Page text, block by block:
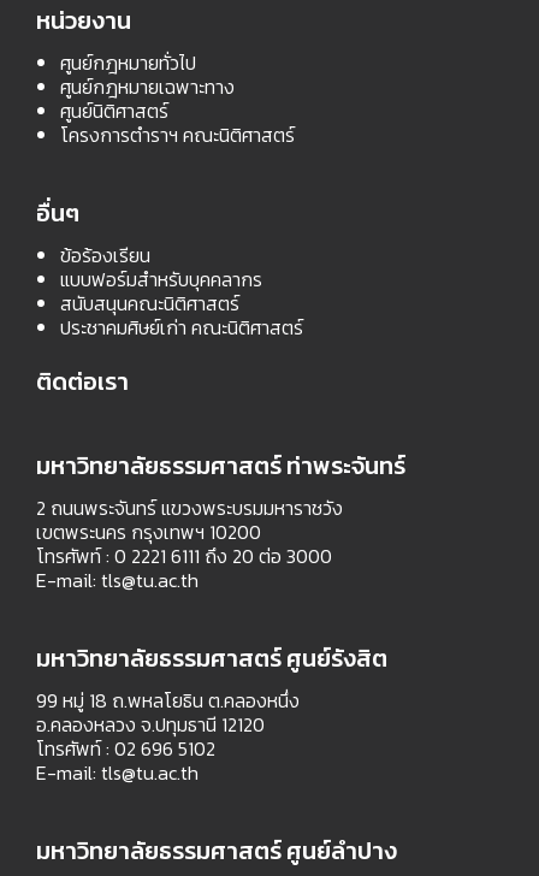
หน่วยงาน
ศูนย์กฎหมายทั่วไป
ศูนย์กฎหมายเฉพาะทาง
ศูนย์นิติศาสตร์
โครงการตำราฯ คณะนิติศาสตร์
อื่นๆ
ข้อร้องเรียน
แบบฟอร์มสำหรับบุคคลากร
สนับสนุนคณะนิติศาสตร์
ประชาคมศิษย์เก่า คณะนิติศาสตร์
ติดต่อเรา
มหาวิทยาลัยธรรมศาสตร์ ท่าพระจันทร์
2 ถนนพระจันทร์ แขวงพระบรมมหาราชวัง
เขตพระนคร กรุงเทพฯ 10200
โทรศัพท์ : 0 2221 6111 ถึง 20 ต่อ 3000
E-mail: tls@tu.ac.th
มหาวิทยาลัยธรรมศาสตร์ ศูนย์รังสิต
99 หมู่ 18 ถ.พหลโยธิน ต.คลองหนึ่ง
อ.คลองหลวง จ.ปทุมธานี 12120
โทรศัพท์ : 02 696 5102
E-mail: tls@tu.ac.th
มหาวิทยาลัยธรรมศาสตร์ ศูนย์ลำปาง